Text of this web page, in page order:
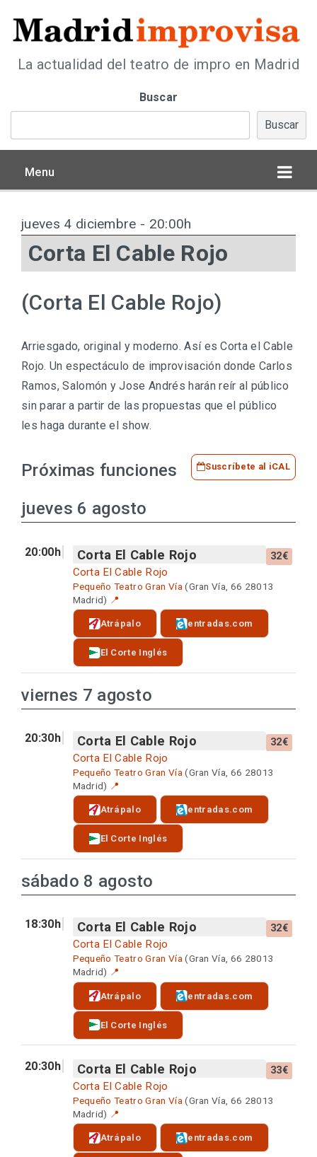
La actualidad del teatro de impro en Madrid
Buscar
Buscar
Menu
jueves 4 diciembre - 20:00h
Corta El Cable Rojo
(Corta El Cable Rojo)
Arriesgado, original y moderno. Así es Corta el Cable
Rojo. Un espectáculo de improvisación donde Carlos
Ramos, Salomón y Jose Andrés harán reír al público
sin parar a partir de las propuestas que el público
les haga durante el show.
Próximas funciones Suscríbete al iCAL
jueves 6 agosto
20:00h Corta El Cable Rojo 32€
Corta El Cable Rojo
Pequeño Teatro Gran Vía (Gran Vía, 66 28013
Madrid) 📍
Atrápalo entradas.com
El Corte Inglés
viernes 7 agosto
20:30h Corta El Cable Rojo 32€
Corta El Cable Rojo
Pequeño Teatro Gran Vía (Gran Vía, 66 28013
Madrid) 📍
Atrápalo entradas.com
El Corte Inglés
sábado 8 agosto
18:30h Corta El Cable Rojo 32€
Corta El Cable Rojo
Pequeño Teatro Gran Vía(Gran Vía, 66 28013
Madrid) 📍
Atrápalo entradas.com
El Corte Inglés
20:30h Corta El Cable Rojo 33€
Corta El Cable Rojo
Pequeño Teatro Gran Vía (Gran Vía, 66 28013
Madrid) 📍
Atrápalo entradas.com